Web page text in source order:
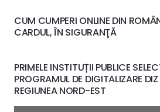
CUM CUMPERI ONLINE DIN
CARDUL, ÎN SIGURANŢĂ
PRIMELE INSTITUȚII PUBLICE
PROGRAMUL DE DIGITALIZARE
REGIUNEA NORD-EST